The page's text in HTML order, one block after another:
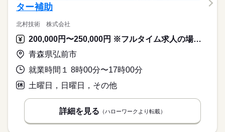
ター補助
北村技術 株式会社
200,000円〜250,000円 ※フルタイム求人の場合は月額（換算額）、パート求人の場合は時間額を表示しています。
青森県弘前市
就業時間１ 8時00分〜17時00分
土曜日，日曜日，その他
詳細を見る （ハローワークより転載）